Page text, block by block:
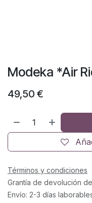
Modeka *Air
49,50 €
Términos y condiciones
Grantía de devolución
Envío: 2-3 días